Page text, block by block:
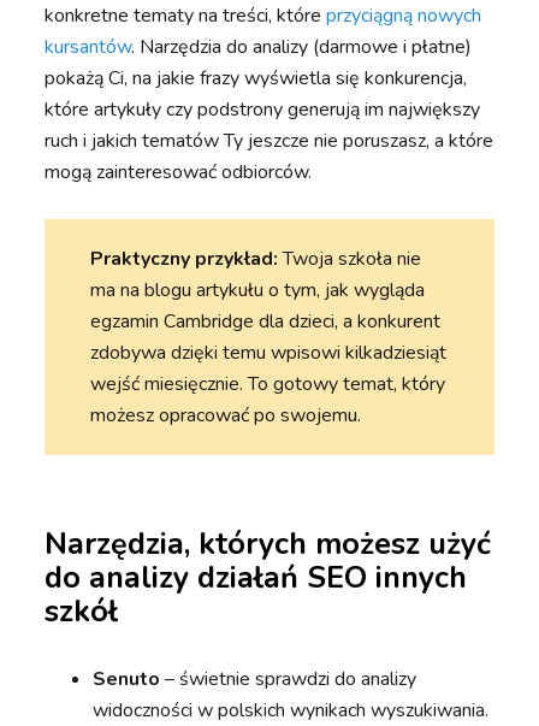
konkretne tematy na treści, któreprzyciągną nowych
kursantów. Narzędzia do analizy (darmowe i płatne)
pokażą Ci, na jakie frazy wyświetla się konkurencja,
które artykuły czy podstrony generują im największy
ruch i jakich tematów Ty jeszcze nie poruszasz, a które
mogą zainteresować odbiorców.
Praktyczny przykład:Twoja szkoła nie
ma na blogu artykułu o tym, jak wygląda
egzamin Cambridge dla dzieci, a konkurent
zdobywa dzięki temu wpisowi kilkadziesiąt
wejść miesięcznie. To gotowy temat, który
możesz opracować po swojemu.
Narzędzia, których możesz użyć
do analizy działań SEO innych
szkół
Senuto – świetnie sprawdzi do analizy
widoczności w polskich wynikach wyszukiwania.